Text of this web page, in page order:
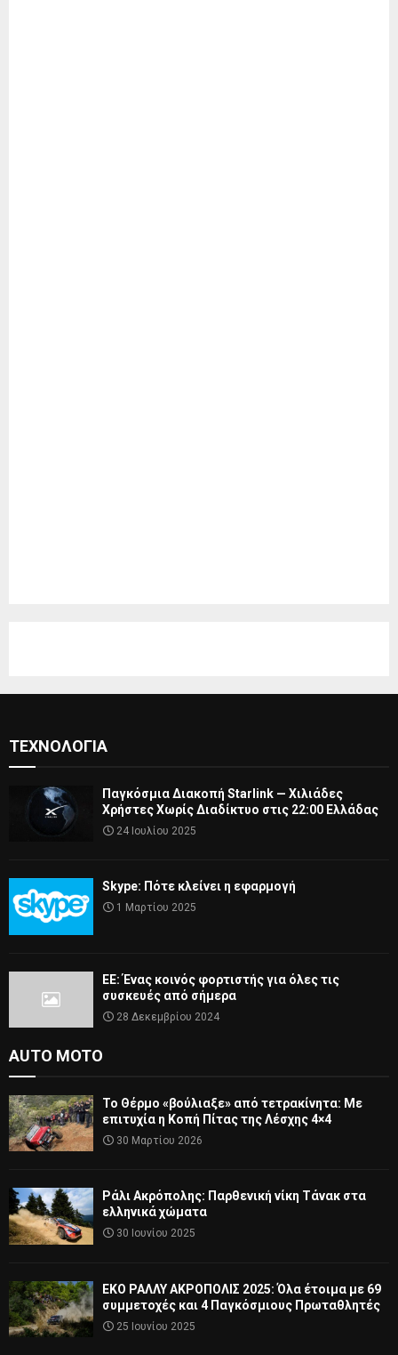
ΤΕΧΝΟΛΟΓΊΑ
Παγκόσμια Διακοπή Starlink — Χιλιάδες
Χρήστες Χωρίς Διαδίκτυο στις 22:00 Ελλάδας
24 Ιουλίου 2025
Skype: Πότε κλείνει η εφαρμογή
1 Μαρτίου 2025
ΕΕ: Ένας κοινός φορτιστής για όλες τις
συσκευές από σήμερα
28 Δεκεμβρίου 2024
AUTO MOTO
Το Θέρμο «βούλιαξε» από τετρακίνητα: Με
επιτυχία η Κοπή Πίτας της Λέσχης 4×4
30 Μαρτίου 2026
Ράλι Ακρόπολης: Παρθενική νίκη Τάνακ στα
ελληνικά χώματα
30 Ιουνίου 2025
ΕΚΟ ΡΑΛΛΥ ΑΚΡΟΠΟΛΙΣ 2025: Όλα έτοιμα με 69
συμμετοχές και 4 Παγκόσμιους Πρωταθλητές
25 Ιουνίου 2025